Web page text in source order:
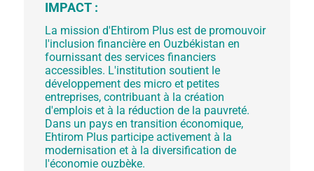
IMPACT :
La mission d'Ehtirom Plus est de promouvoir
l'inclusion financière en Ouzbékistan en
fournissant des services financiers
accessibles. L'institution soutient le
développement des micro et petites
entreprises, contribuant à la création
d'emplois et à la réduction de la pauvreté.
Dans un pays en transition économique,
Ehtirom Plus participe activement à la
modernisation et à la diversification de
l'économie ouzbèke.